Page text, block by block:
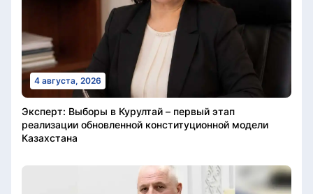
4 августа, 2026
Эксперт: Выборы в Курултай – первый этап
реализации обновленной конституционной модели
Казахстана